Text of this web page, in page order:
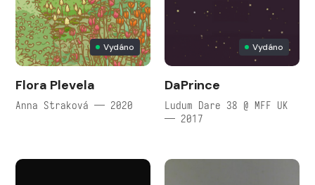
Vydáno
Flora Plevela
Anna Straková — 2020
Vydáno
DaPrince
Ludum Dare 38 @ MFF UK
— 2017